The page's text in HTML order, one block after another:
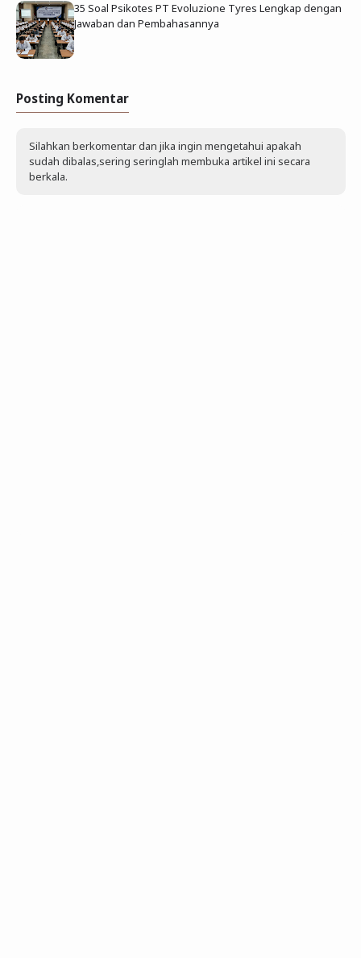
35 Soal Psikotes PT Evoluzione Tyres Lengkap dengan
Jawaban dan Pembahasannya
Posting Komentar
Silahkan berkomentar dan jika ingin mengetahui apakah
sudah dibalas,sering seringlah membuka artikel ini secara
berkala.